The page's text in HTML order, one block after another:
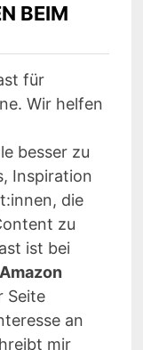
BEIM
für
Wir helfen
besser zu
Inspiration
die
zu
ist bei
Amazon
Seite
an
mir